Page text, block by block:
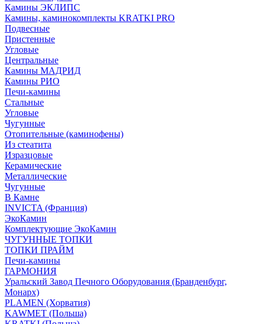
Камины ЭКЛИПС
Камины, каминокомплекты KRATKI PRO
Подвесные
Пристенные
Угловые
Центральные
Камины МАДРИД
Камины РИО
Печи-камины
Стальные
Угловые
Чугунные
Отопительные (каминофены)
Из стеатита
Изразцовые
Керамические
Металлические
Чугунные
В Камне
INVICTA (Франция)
ЭкоКамин
Комплектующие ЭкоКамин
ЧУГУННЫЕ ТОПКИ
ТОПКИ ПРАЙМ
Печи-камины
ГАРМОНИЯ
Уральский Завод Печного Оборудования (Бранденбург,
Монарх)
PLAMEN (Хорватия)
KAWMET (Польша)